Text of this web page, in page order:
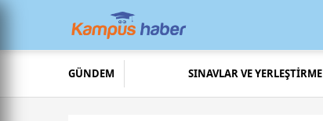
GÜNDEM SINAVLAR VE YERLEŞTİRME